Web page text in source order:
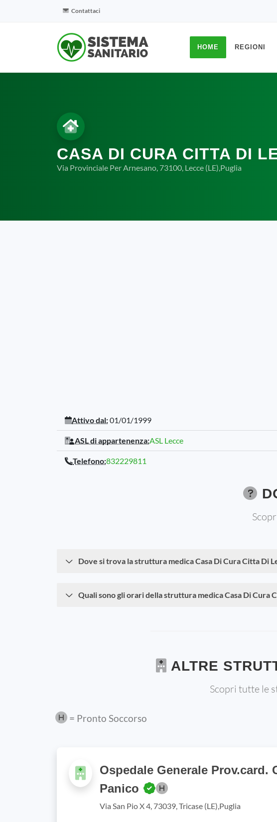
Contattaci
HOME REGIONI
CASA DI CURA CITTA DI
Via Provinciale Per Arnesano, 73100, Lecce (LE),Puglia
Attivo dal:01/01/1999
ASL di appartenenza:ASL Lecce
Telefono:832229811
Dove si trova la struttura medica Casa Di Cura Citta Di
Quali sono gli orari della struttura medica Casa Di Cura
ALTRE
Scopri tutte le
= Pronto Soccorso
Ospedale Generale Prov.card.
Panico
Via San Pio X 4, 73039, Tricase (LE),Puglia